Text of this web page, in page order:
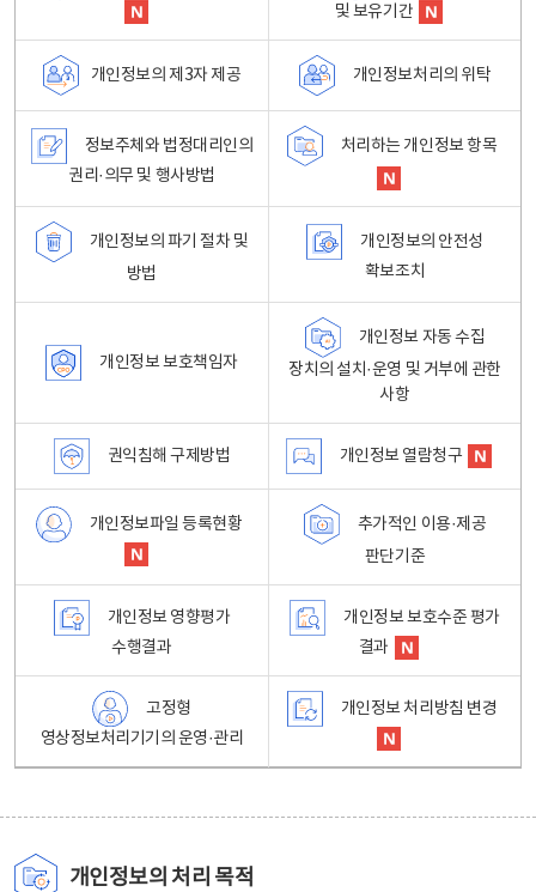
및 보유기간
개인정보의 제3자 제공 개인정보처리의 위탁
정보주체와 법정대리인의
권리·의무 및 행사방법
처리하는 개인정보 항목
개인정보의 파기 절차 및
방법
개인정보의 안전성
확보조치
개인정보 보호책임자
개인정보 자동 수집
장치의 설치·운영 및 거부에 관한
사항
권익침해 구제방법 개인정보 열람청구
개인정보파일 등록현황
추가적인 이용·제공
판단기준
개인정보 영향평가
수행결과
개인정보 보호수준 평가
결과
고정형
영상정보처리기기의 운영·관리
개인정보 처리방침 변경
개인정보의 처리 목적